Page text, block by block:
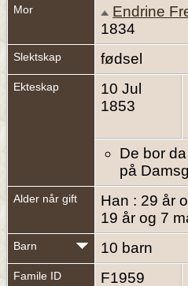
Mor Endrine
1834
Slektskap fødsel
Ekteskap
10 Jul
1853
De bor
på
Alder når gift
Han : 29 år
19 år og 7
Barn 10 barn
Famile ID F1959